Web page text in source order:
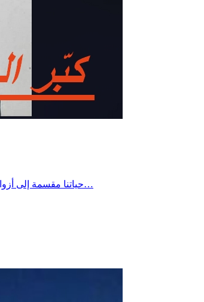
حياتنا مقسمة إلى أزواج لا تحصى من الأضداد.: الحركة مع السكون الطويل مع القصير الحرارة مع البرودة_الصمت مع الكلام … وعند الأزمات والصدمات والمفاجآت، نحتاج أن نفهم…